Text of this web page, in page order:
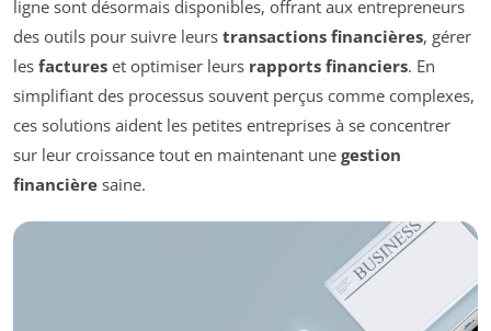
ligne sont désormais disponibles, offrant aux entrepreneurs
des outils pour suivre leurs transactions financières, gérer
les factures et optimiser leurs rapports financiers. En
simplifiant des processus souvent perçus comme complexes,
ces solutions aident les petites entreprises à se concentrer
sur leur croissance tout en maintenant une gestion
financière saine.